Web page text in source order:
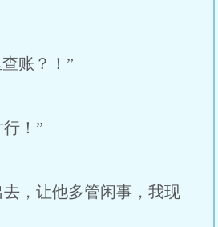
账？！”
！”
，让他多管闲事，我现